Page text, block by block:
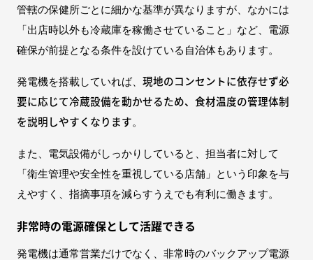
管轄の保健所ごとに細かな基準が異なりますが、なかには
「出店時以外も冷蔵庫を稼働させていること」など、電源
確保が前提となる条件を設けている自治体もあります。
発電機を搭載していれば、 現地のコンセントに依存せず必
要に応じて冷蔵設備を動かせるため、食材温度の管理体制
を説明しやすくなります。
また、電気設備がしっかりしていると、担当者に対して
「衛生管理や安全性を重視している店舗」という印象を与
えやすく、指摘事項を減らすうえでも有利に働きます。
非常時の電源確保として活躍できる
発電機は通常営業だけでなく、非常時のバックアップ電源